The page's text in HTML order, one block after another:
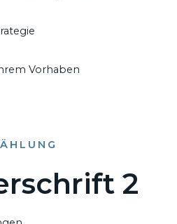
Vorhaben
2